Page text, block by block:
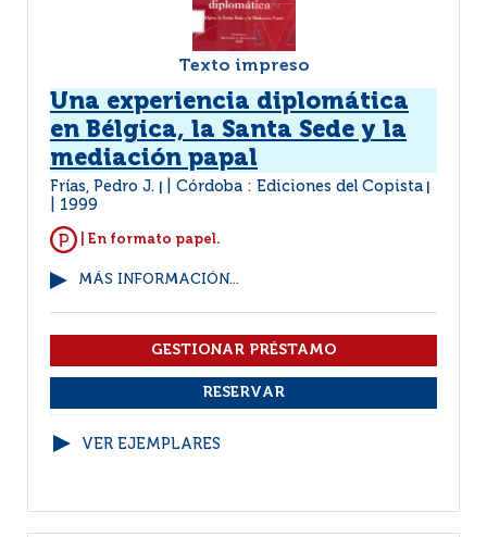
Texto impreso
Una experiencia diplomática
en Bélgica, la Santa Sede y la
mediación papal
Frías, Pedro J. Córdoba : Ediciones del Copista
1999
| En formato papel.
MÁS INFORMACIÓN...
VER EJEMPLARES